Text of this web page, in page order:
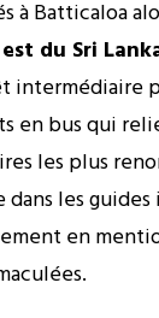
à Batticaloa
du Sri
intermédiaire
en bus qui
les plus
les
en